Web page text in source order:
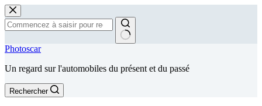
Passer
au
contenu
Aucun
Photoscar
Un regard sur l'automobiles du présent et du passé
Rechercher